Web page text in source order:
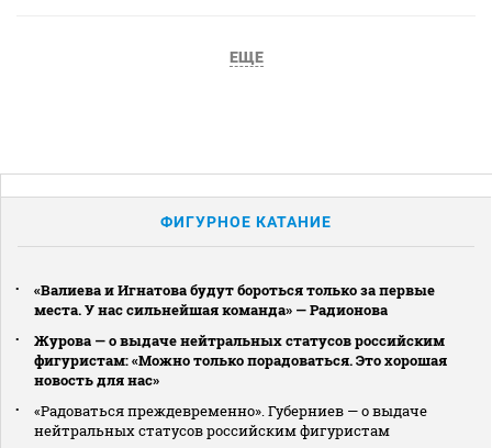
ЕЩЕ
ФИГУРНОЕ КАТАНИЕ
«Валиева и Игнатова будут бороться только за первые
места. У нас сильнейшая команда» — Радионова
Журова — о выдаче нейтральных статусов российским
фигуристам: «Можно только порадоваться. Это хорошая
новость для нас»
«Радоваться преждевременно». Губерниев — о выдаче
нейтральных статусов российским фигуристам